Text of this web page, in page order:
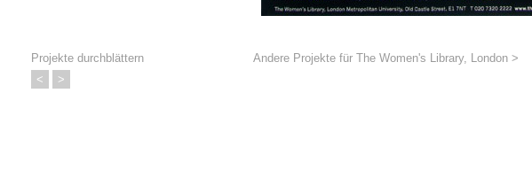
Projekte durchblättern
<
>
Andere Projekte für The Women's Library, London >